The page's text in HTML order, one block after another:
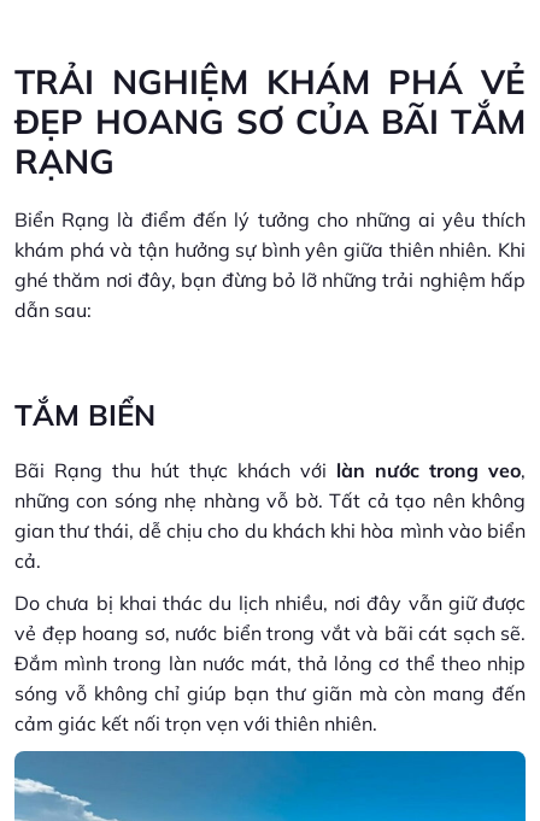
TRẢI NGHIỆM KHÁM PHÁ VẺ
ĐẸP HOANG SƠ CỦA BÃI TẮM
RẠNG
Biển Rạng là điểm đến lý tưởng cho những ai yêu thích
khám phá và tận hưởng sự bình yên giữa thiên nhiên. Khi
ghé thăm nơi đây, bạn đừng bỏ lỡ những trải nghiệm hấp
dẫn sau:
TẮM BIỂN
Bãi Rạng thu hút thực khách với làn nước trong veo,
những con sóng nhẹ nhàng vỗ bờ. Tất cả tạo nên không
gian thư thái, dễ chịu cho du khách khi hòa mình vào biển
cả.
Do chưa bị khai thác du lịch nhiều, nơi đây vẫn giữ được
vẻ đẹp hoang sơ, nước biển trong vắt và bãi cát sạch sẽ.
Đắm mình trong làn nước mát, thả lỏng cơ thể theo nhịp
sóng vỗ không chỉ giúp bạn thư giãn mà còn mang đến
cảm giác kết nối trọn vẹn với thiên nhiên.